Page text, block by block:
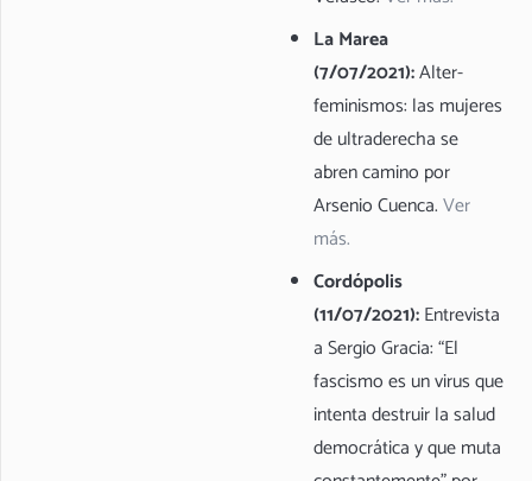
La Marea
(7/07/2021):Alter-
feminismos: las mujeres
de ultraderecha se
abren camino por
Arsenio Cuenca.Ver
más.
Cordópolis
(11/07/2021):Entrevista
a Sergio Gracia: “El
fascismo es un virus que
intenta destruir la salud
democrática y que muta